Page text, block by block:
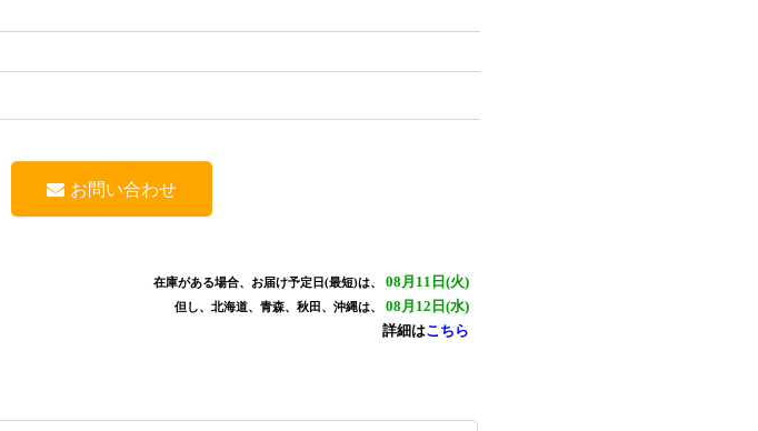
在庫がある場合、お届け予定日(最短)は、 08月11日(火)
但し、北海道、青森、秋田、沖縄は、 08月12日(水)
詳細はこちら
お問い合わせ